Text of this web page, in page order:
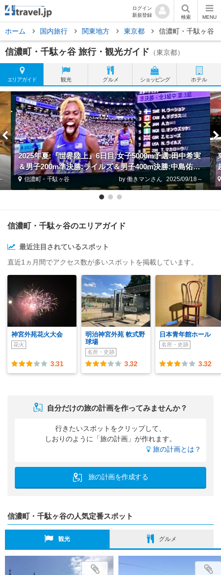
ログイン
新規登録
検索 MENU
ホーム 国内旅行 関東地方 東京都 信濃町・千駄ヶ谷
信濃町・千駄ヶ谷 旅行・観光ガイド （東京都）
エリアガイド 観光 グルメ ショッピング ホテル
2025年夏:『世界陸上』6日目:女子5000m予選:田中希実
＆男子200m準決勝:ライルズ＆男子400m決勝:中島佑気
ジョセフ♪娘と2人♪
信濃町・千駄ヶ谷 by 働きマン 2025/09/18～
信濃町・千駄ヶ谷のエリアガイド
最近注目されているスポット
直近1ヵ月間でアクセス数が多いスポットを掲載しています。
神宮外苑花火大会
花火
3.31
明治神宮外苑 軟式野
球場
名所・史跡
3.32
日本青年館ホール
名所・史跡
3.32
自分だけの旅の計画を作ってみませんか？
行きたいスポットをクリップして、
しおりのように「旅の計画」が作れます。
旅の計画とは？
旅の計画を作成する
信濃町・千駄ヶ谷の人気定番スポット
観光 グルメ